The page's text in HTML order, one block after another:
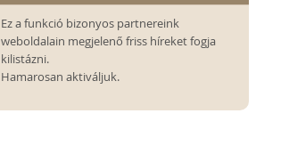
Ez a funkció bizonyos partnereink
weboldalain megjelenő friss híreket fogja
kilistázni.
Hamarosan aktiváljuk.